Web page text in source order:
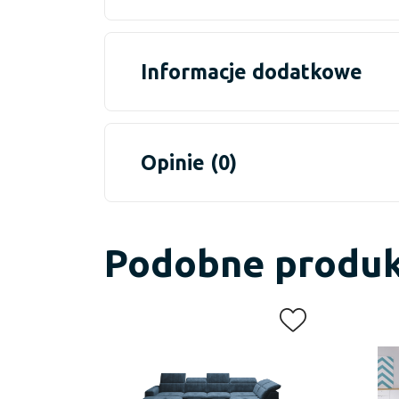
Informacje dodatkowe
Opinie (0)
Podobne